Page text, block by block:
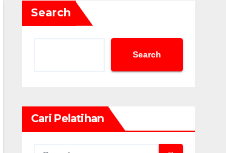
Search
Search
Cari Pelatihan